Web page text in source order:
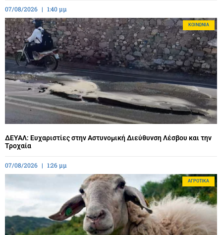
07/08/2026 1:40 μμ
ΚΟΙΝΩΝΊΑ
ΔΕΥΑΛ: Ευχαριστίες στην Αστυνομική Διεύθυνση Λέσβου και την
Τροχαία
07/08/2026 1:26 μμ
ΑΓΡΟΤΙΚΆ